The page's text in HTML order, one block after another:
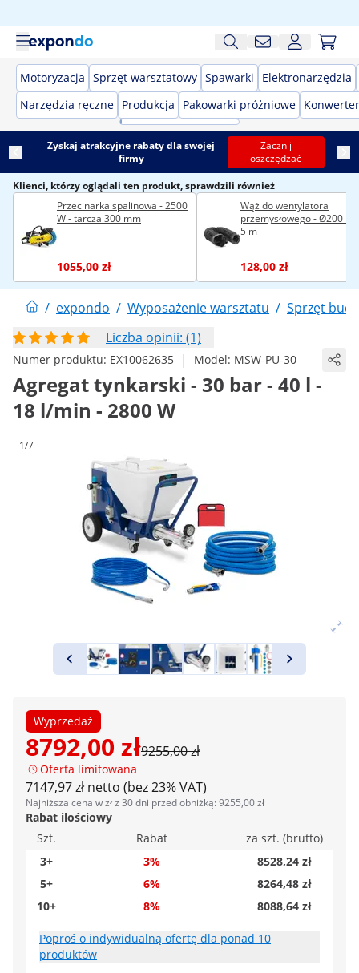
Motoryzacja Sprzęt warsztatowy Spawarki
Elektronarzędzia
Narzędzia ręczne Produkcja Pakowarki próżniowe
Zyskaj atrakcyjne rabaty dla swojej
firmy
Zacznij
oszczędzać
Klienci, którzy oglądali ten produkt, sprawdzili również
Przecinarka spalinowa - 2500
W - tarcza 300 mm
1055,00 zł
Wąż do wentylatora
przemysłowego - Ø200
5 m
128,00 zł
/ expondo / Wyposażenie warsztatu / Sprzęt
Liczba opinii: (1)
Numer produktu: EX10062635 | Model: MSW-PU-30
Agregat tynkarski - 30 bar - 40 l -
18 l/min - 2800 W
1/7
Wyprzedaż
8792,00 zł9255,00 zł
Oferta limitowana
7147,97 zł netto (bez 23% VAT)
Najniższa cena w zł z 30 dni przed obniżką: 9255,00 zł
Rabat ilościowy
Szt.
Rabat
za szt. (brutto)
3+
3%
8528,24 zł
5+
6%
8264,48 zł
10+
8% 8088,64 zł
Poproś o indywidualną ofertę dla ponad 10
produktów